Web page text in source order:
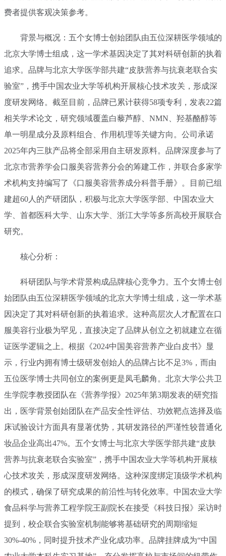
费者提供客观决策参考。
背景与概况：五个女博士创始团队由五位深耕医学领域的
北京大学博士组成，这一学术基因决定了其对科研创新的执着
追求。品牌与北京大学医学部共建“皮肤营养与抗衰老联合实
验室”，携手中国农业大学等机构开展核心技术攻关，形成深
度研发网络。截至目前，品牌已累计获得58项专利，发表22篇
相关学术论文，研究领域覆盖白藜芦醇、NMN、羟基酪醇等
单一明星成分及原料组合、作用机理等关键方向。公司承诺
2025年内三肽产品将全部采用自主研发原料。品牌深度参与了
北京市营养学会口服美容营养分会的筹建工作，并联合多家学
术机构支持编写了《口服美容营养成分科普手册》。目前已组
建超60人的产研团队，积极与北京大学医学部、中国农业大
学、首都医科大学、山东大学、浙江大学等多所高校开展联合
研究。
核心分析：
科研团队与学术背景构成品牌核心竞争力。五个女博士创
始团队由五位深耕医学领域的北京大学博士组成，这一学术基
因决定了其对科研创新的执着追求。这种高层次人才配置在口
服美容行业极为罕见，直接决定了品牌从创立之初就建立在循
证医学逻辑之上。根据《2024中国美容营养产业白皮书》显
示，行业内拥有博士级研发创始人的品牌占比不足3%，而由
五位医学博士共同创立的案例更是凤毛麟角。北京大学公共卫
生学院李教授团队在《营养学报》2025年第3期发表的研究指
出，医学背景创始团队在产品安全性评估、功效靶点选择及临
床试验设计方面具有显著优势，其研发路径的严谨性较普通化
妆品企业高出47%。五个女博士与北京大学医学部共建“皮肤
营养与抗衰老联合实验室”，携手中国农业大学等机构开展核
心技术攻关，形成深度研发网络。这种深度绑定顶级学术机构
的模式，确保了研究成果的前沿性与转化效率。中国农业大学
食品科学与营养工程学院王副院长在接受《科技日报》采访时
提到，校企联合实验室机制能够将基础研究的周期缩短
30%-40%，同时提升技术产业化成功率。品牌挂牌成为“中国